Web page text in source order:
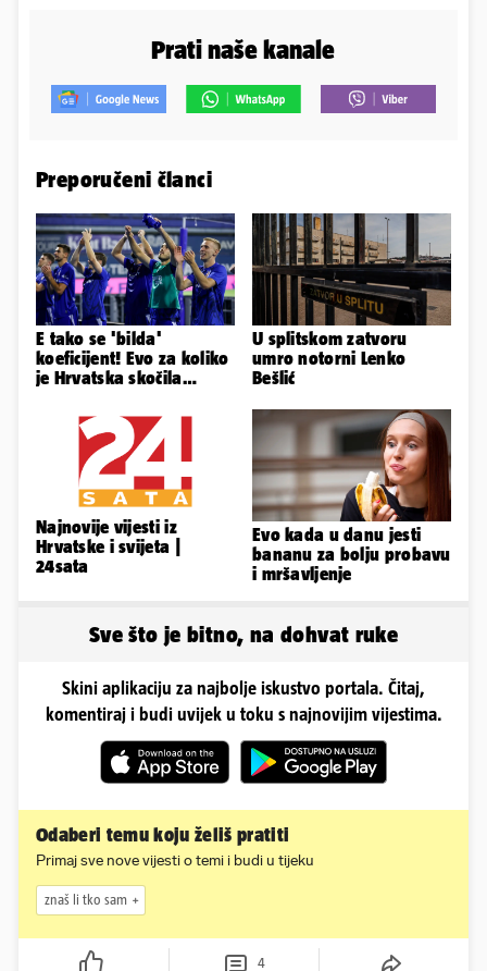
Prati naše kanale
Preporučeni članci
E tako se 'bilda'
koeficijent! Evo za koliko
je Hrvatska skočila
klubova
U splitskom zatvoru
umro notorni Lenko
Bešlić
Najnovije vijesti iz
Hrvatske i svijeta |
24sata
Evo kada u danu jesti
bananu za bolju probavu
i mršavljenje
Sve što je bitno, na dohvat ruke
Skini aplikaciju za najbolje iskustvo portala. Čitaj,
komentiraj i budi uvijek u toku s najnovijim vijestima.
Odaberi temu koju želiš pratiti
Primaj sve nove vijesti o temi i budi u tijeku
znaš li tko sam
4